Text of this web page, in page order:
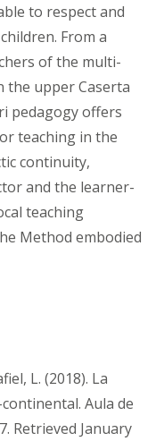
to respect and
From a
of the multi-
the upper Caserta
pedagogy offers
teaching in the
continuity,
and the learner-
teaching
Method embodied
L. (2018). La
Aula de
Retrieved January